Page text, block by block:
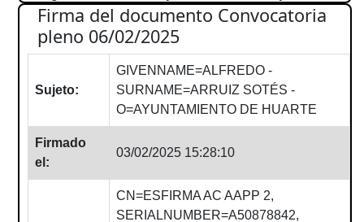
Firma del documento Convocatoria
pleno 06/02/2025
Sujeto:
GIVENNAME=ALFREDO -
SURNAME=ARRUIZ SOTÉS -
O=AYUNTAMIENTO DE HUARTE
Firmado
el:
03/02/2025 15:28:10
CN=ESFIRMA AC AAPP 2,
SERIALNUMBER=A50878842,